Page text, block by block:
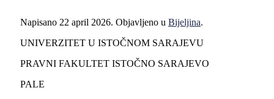
Napisano 22 april 2026. Objavljeno u Bijeljina.
UNIVERZITET U ISTOČNOM SARAJEVU
PRAVNI FAKULTET ISTOČNO SARAJEVO
PALE